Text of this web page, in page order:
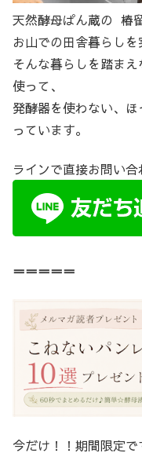
天然酵母ぱん蔵の 椿
お山での田舎暮らしを
そんな暮らしを踏ま
使って、
発酵器を使わない、
っています。
ラインで直接お問い
＝＝＝＝＝
今だけ！！期間限定